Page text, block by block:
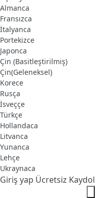
Almanca
Fransızca
İtalyanca
Portekizce
Japonca
Çin (Basitleştirilmiş)
Çin(Geleneksel)
Korece
Rusça
İsveççe
Türkçe
Hollandaca
Litvanca
Yunanca
Lehçe
Ukraynaca
Giriş yap Ücretsiz Kaydol